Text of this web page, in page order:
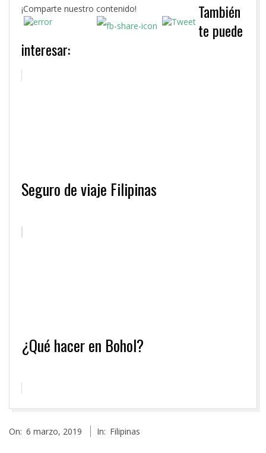
¡Comparte nuestro contenido!
También
te puede
interesar:
Seguro de viaje Filipinas
¿Qué hacer en Bohol?
03-
On: 6 marzo, 2019 In: Filipinas